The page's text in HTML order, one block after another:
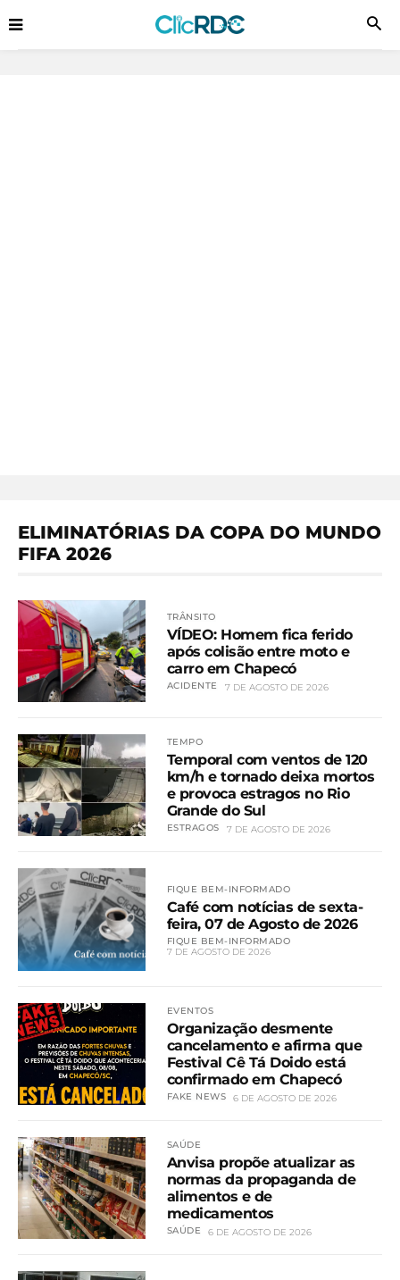
ELIMINATÓRIAS DA COPA DO MUNDO
FIFA 2026
TRÂNSITO
VÍDEO: Homem fica ferido
após colisão entre moto e
carro em Chapecó
ACIDENTE 7 DE AGOSTO DE 2026
TEMPO
Temporal com ventos de 120
km/h e tornado deixa mortos
e provoca estragos no Rio
Grande do Sul
ESTRAGOS 7 DE AGOSTO DE 2026
FIQUE BEM-INFORMADO
Café com notícias de sexta-
feira, 07 de Agosto de 2026
FIQUE BEM-INFORMADO
7 DE AGOSTO DE 2026
EVENTOS
Organização desmente
cancelamento e afirma que
Festival Cê Tá Doido está
confirmado em Chapecó
FAKE NEWS 6 DE AGOSTO DE 2026
SAÚDE
Anvisa propõe atualizar as
normas da propaganda de
alimentos e de
medicamentos
SAÚDE 6 DE AGOSTO DE 2026